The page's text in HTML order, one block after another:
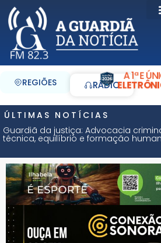
REGIÕES RÁDIO
A 1ª E
ÚLTIMAS NOTÍCIAS
Guardiã da justiça: Advocacia
técnica, equilíbrio e formação